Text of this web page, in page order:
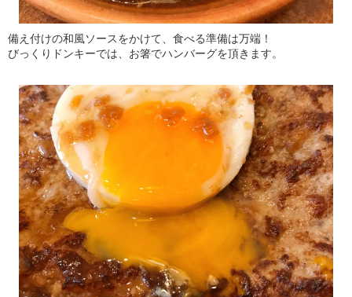
備え付けの和風ソースをかけて、食べる準備は万端！
びっくりドンキーでは、お箸でハンバーグを頂きます。